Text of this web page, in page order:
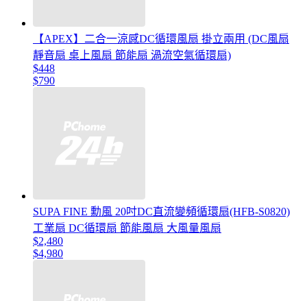
【APEX】二合一涼感DC循環風扇 掛立兩用 (DC風扇
靜音扇 桌上風扇 節能扇 渦流空氣循環扇)
$448
$790
SUPA FINE 勳風 20吋DC直流變頻循環扇(HFB-S0820)
工業扇 DC循環扇 節能風扇 大風量風扇
$2,480
$4,980